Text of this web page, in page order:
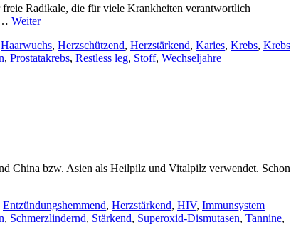
Radikale, die für viele Krankheiten verantwortlich
… Weiter
Haarwuchs, Herzschützend, Herzstärkend, Karies, Krebs, Krebs
, Prostatakrebs, Restless leg, Stoff, Wechseljahre
China bzw. Asien als Heilpilz und Vitalpilz verwendet. Schon
Entzündungshemmend, Herzstärkend, HIV, Immunsystem
, Schmerzlindernd, Stärkend, Superoxid-Dismutasen, Tannine,